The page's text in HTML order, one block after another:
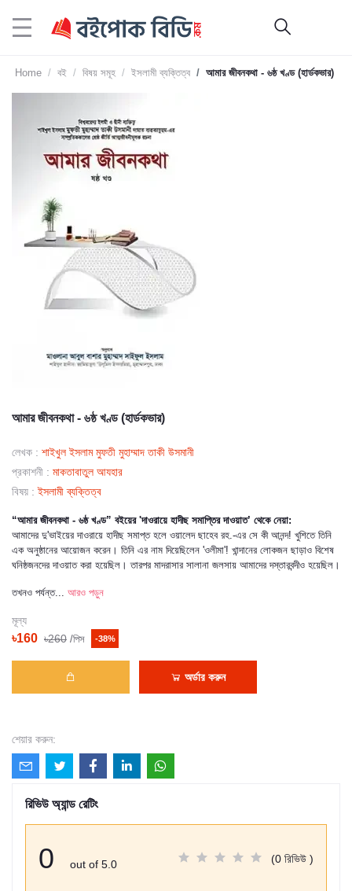
Home বই বিষয় সমূহ ইসলামী ব্যক্তিত্ব আমার জীবনকথা - ৬ষ্ঠ খণ্ড (হার্ডকভার)
আমার জীবনকথা - ৬ষ্ঠ খণ্ড (হার্ডকভার)
লেখক : শাইখুল ইসলাম মুফতী মুহাম্মাদ তাকী উসমানী
প্রকাশনী : মাকতাবাতুল আযহার
বিষয় : ইসলামী ব্যক্তিত্ব
“আমার জীবনকথা - ৬ষ্ঠ খণ্ড” বইয়ের 'দাওরায়ে হাদীছ সমাপ্তির দাওয়াত’ থেকে নেয়া:
আমাদের দু'ভাইয়ের দাওরায়ে হাদীছ সমাপ্ত হলে ওয়ালেদ ছাহেব রহ.-এর সে কী আনন্দ! খুশিতে তিনি
এক অনুষ্ঠানের আয়োজন করেন। তিনি এর নাম দিয়েছিলেন 'ওলীমা'! খান্দানের লোকজন ছাড়াও বিশেষ
ঘনিষ্ঠজনদের দাওয়াত করা হয়েছিল। তারপর মাদরাসার সালানা জলসায় আমাদের দস্তারবন্দীও হয়েছিল।
তখনও পর্যন্ত... আরও পড়ুন
মূল্য
৳160 ৳260 /পিস -38%
অর্ডার করুন
শেয়ার করুন:
রিভিউ অ্যান্ড রেটিং
0 out of 5.0 (0 রিভিউ )